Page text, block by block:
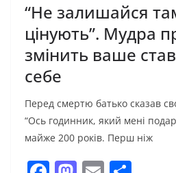
“Не залишайся
цінують”. Мудра
змінить ваше
себе
Перед смертю батько сказав
“Ось годинник, який мені
майже 200 років. Перш ніж